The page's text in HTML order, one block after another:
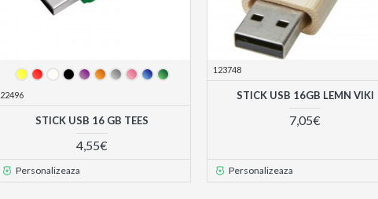
22496
STICK USB 16 GB TEES
4,55€
Personalizeaza
123748
STICK USB 16GB LEMN VIKI
7,05€
Personalizeaza